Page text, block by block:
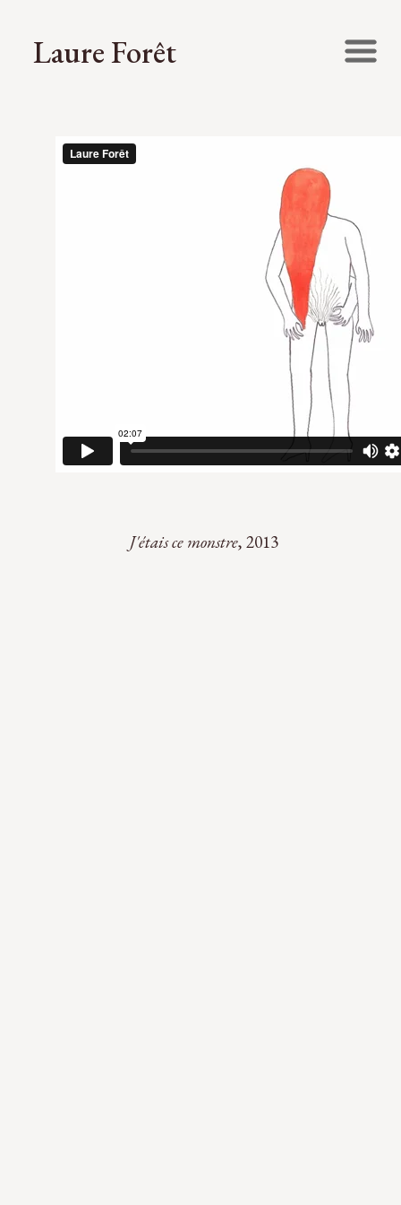
Laure Forêt
J'étais ce monstre, 2013